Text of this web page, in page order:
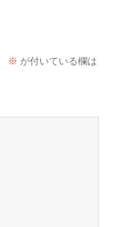
※ が付いている欄は